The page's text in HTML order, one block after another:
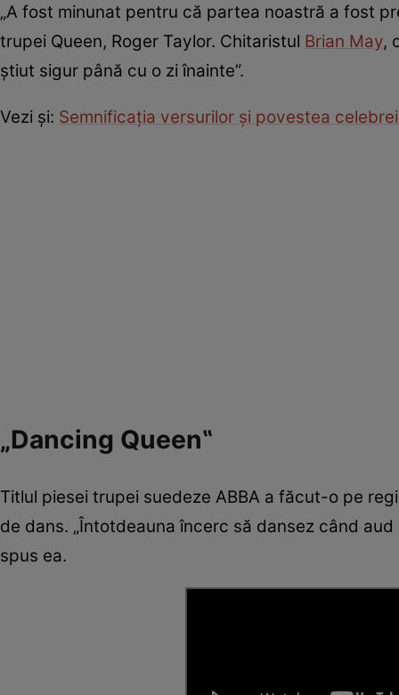
„A fost minunat pentru că partea noastră a fost
trupei Queen, Roger Taylor. Chitaristul Brian May,
ştiut sigur până cu o zi înainte”.
Vezi și: Semnificaţia versurilor şi povestea
„Dancing Queen‟
Titlul piesei trupei suedeze ABBA a făcut-o pe
de dans. „Întotdeauna încerc să dansez când
spus ea.